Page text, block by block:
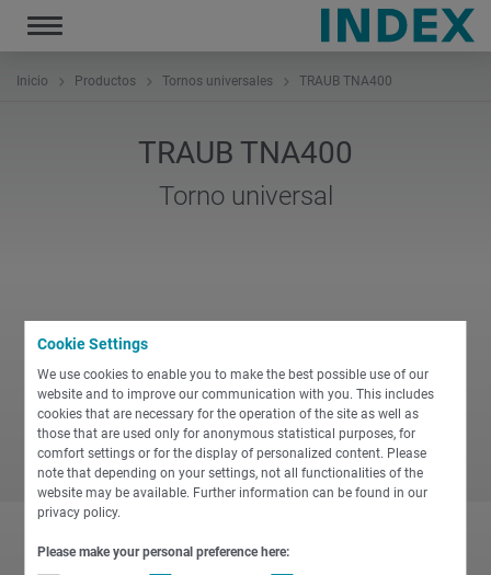
Cookie Settings
We use cookies to enable you to make the best possible use of our
website and to improve our communication with you. This includes
cookies that are necessary for the operation of the site as well as
those that are used only for anonymous statistical purposes, for
comfort settings or for the display of personalized content. Please
note that depending on your settings, not all functionalities of the
website may be available. Further information can be found in our
privacy policy.
Please make your personal preference here:
Toggle
navigation
Inicio Productos Tornos universales TRAUB TNA400
TRAUB TNA400
Torno universal